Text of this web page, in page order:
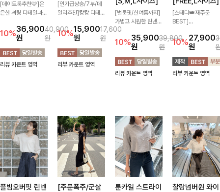
[데이트룩추천🩷]은
은한 셔링 디테일과
사랑스러운 무드를 완
성해주는 원피스🤍
허리 스모크 밴딩이
슬림한 실루엣을 연출
해주며, 자연스럽게
10%36,900
원
40,900
원
리뷰 카운트 영역
[인기급상승/7부/데
일리추천]캉캉 디테일
풍성한 실루엣을 완성
해주는 블라우스 🤍
가볍게 퍼지는 핏으로
체형을 자연스럽게 커
버해주며 여성스럽게
10%15,900
원
17,600
원
리뷰 카운트 영역
[벌룬핏/한여름까지]
가볍고 시원한 린넨
혼방 소재로 한여름까
지 쾌적하게 즐기기
좋은 8부 커브 와이드
팬츠 🤍 자연스럽게
떨어지는 커브핏이 멋
스러운 실루엣을 연출
10%35,900
원
39,800
원
리뷰 카운트 영역
[스테디👑재주문
BEST]
카라 니트에 펜던트
포인트까지 톡-톡 얼
굴을 밝혀주는 컬러와
함께 해요-
10%27,900
원
리뷰 카운트 영역
플빔오버핏 린넨
[주문폭주/군살
룬카일 스트라이
찰랑넘버원 와이